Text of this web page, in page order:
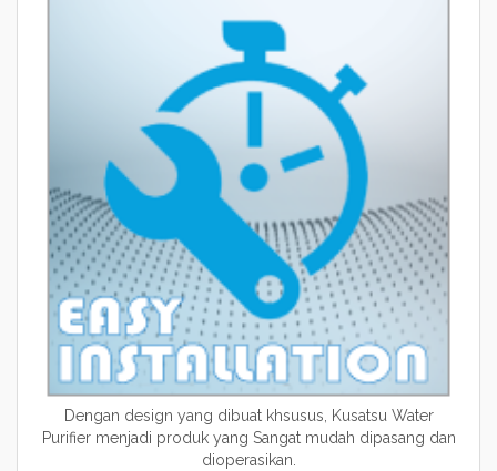
Dengan design yang dibuat khsusus, Kusatsu Water
Purifier menjadi produk yang Sangat mudah dipasang dan
dioperasikan.